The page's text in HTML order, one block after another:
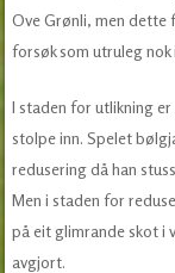
Ove Grønli, men dette
forsøk som utruleg nok
I staden for utlikning
stolpe inn. Spelet
redusering då han
Men i staden for
på eit glimrande skot i
avgjort.